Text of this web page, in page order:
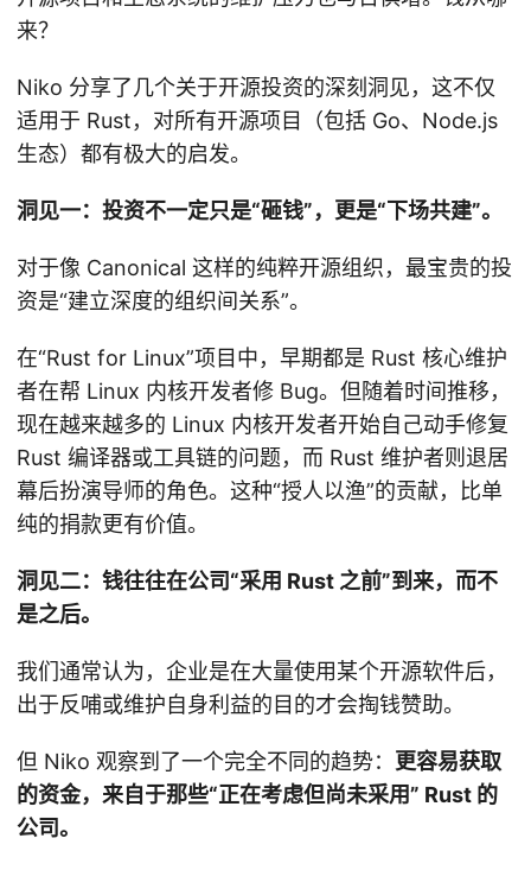
来？
Niko 分享了几个关于开源投资的深刻洞见，这不仅
适用于 Rust，对所有开源项目（包括 Go、Node.js
生态）都有极大的启发。
洞见一：投资不一定只是“砸钱”，更是“下场共建”。
对于像 Canonical 这样的纯粹开源组织，最宝贵的投
资是“建立深度的组织间关系”。
在“Rust for Linux”项目中，早期都是 Rust 核心维护
者在帮 Linux 内核开发者修 Bug。但随着时间推移，
现在越来越多的 Linux 内核开发者开始自己动手修复
Rust 编译器或工具链的问题，而 Rust 维护者则退居
幕后扮演导师的角色。这种“授人以渔”的贡献，比单
纯的捐款更有价值。
洞见二：钱往往在公司“采用 Rust 之前”到来，而不
是之后。
我们通常认为，企业是在大量使用某个开源软件后，
出于反哺或维护自身利益的目的才会掏钱赞助。
但 Niko 观察到了一个完全不同的趋势： 更容易获取
的资金，来自于那些“正在考虑但尚未采用” Rust 的
公司。